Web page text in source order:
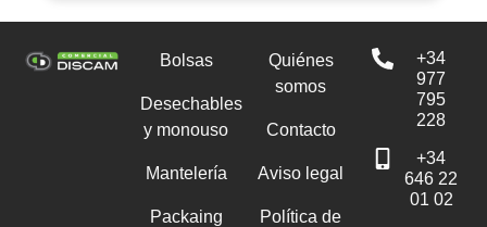
Bolsas
Desechables
y monouso
Mantelería
Packaing
Quiénes
somos
Contacto
Aviso legal
Política de
+34
977
795
228
+34
646 22
01 02